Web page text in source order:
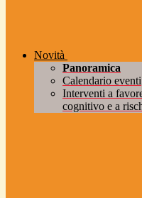
Novità
Panoramica
Calendario eventi
Interventi a
cognitivo e a